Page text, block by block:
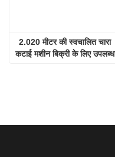
2.020 मीटर की स्वचालित चारा
कटाई मशीन बिक्री के लिए उपलब्ध